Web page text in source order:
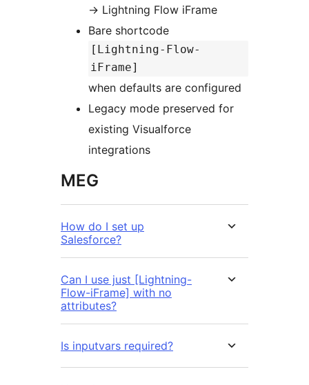
→ Lightning Flow iFrame
Bare shortcode
[Lightning-Flow-
iFrame]
when defaults are configured
Legacy mode preserved for
existing Visualforce
integrations
MEG
How do I set up
Salesforce?
Can I use just [Lightning-
Flow-iFrame] with no
attributes?
Is inputvars required?